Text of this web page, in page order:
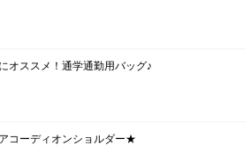
オススメ！通学通勤用バッグ♪
コーディオンショルダー★